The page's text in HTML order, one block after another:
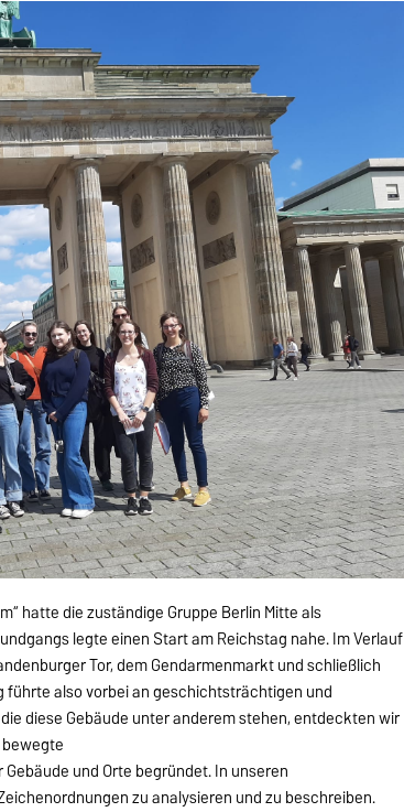
hatte die zuständige Gruppe Berlin Mitte als
legte einen Start am Reichstag nahe. Im Verlauf
Tor, dem Gendarmenmarkt und schließlich
führte also vorbei an geschichtsträchtigen und
diese Gebäude unter anderem stehen, entdeckten wir
und Orte begründet. In unseren
zu analysieren und zu beschreiben.